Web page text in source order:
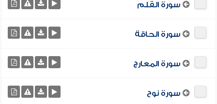
سورة القلم
سورة الحاقة
سورة المعارج
سورة نوح